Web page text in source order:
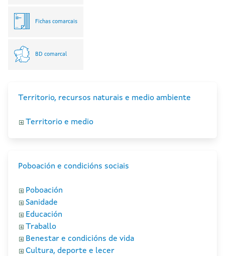
Fichas comarcais
BD comarcal
Territorio, recursos naturais e medio ambiente
Territorio e medio
Poboación e condicións sociais
Poboación
Sanidade
Educación
Traballo
Benestar e condicións de vida
Cultura, deporte e lecer